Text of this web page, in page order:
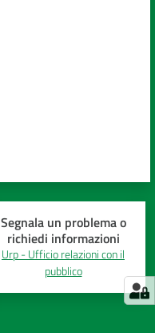
Segnala un problema o
richiedi informazioni
Urp - Ufficio relazioni con il
pubblico